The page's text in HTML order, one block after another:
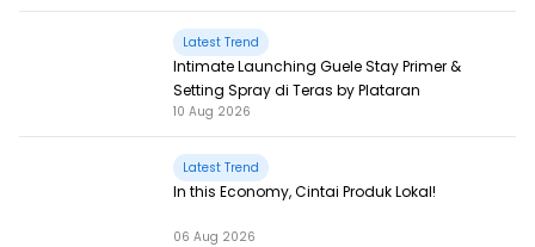
Latest Trend
Intimate Launching Guele Stay Primer &
Setting Spray di Teras by Plataran
10 Aug 2026
Latest Trend
In this Economy, Cintai Produk Lokal!
06 Aug 2026